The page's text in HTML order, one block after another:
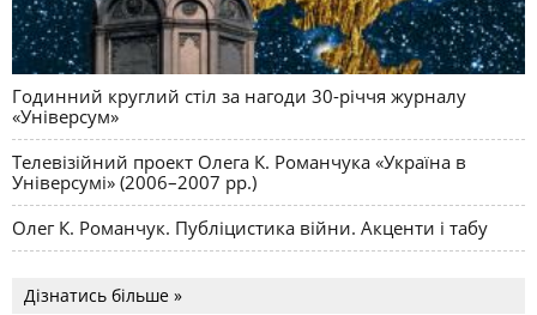
Годинний круглий стіл за нагоди 30-річчя журналу
«Універсум»
Телевізійний проект Олега К. Романчука «Україна в
Універсумі» (2006–2007 рр.)
Олег К. Романчук. Публіцистика війни. Акценти і табу
Дізнатись більше »